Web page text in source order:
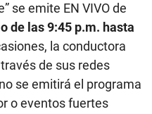
se emite EN VIVO de
de las 9:45 p.m. hasta
la conductora
de sus redes
se emitirá el programa
o eventos fuertes